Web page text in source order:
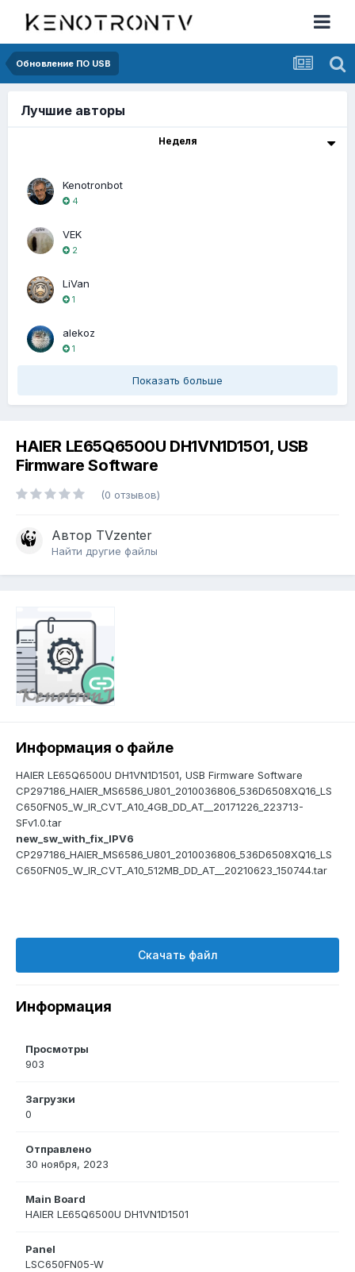
Обновление ПО USB
Лучшие авторы
Неделя
Kenotronbot
4
VEK
2
LiVan
1
alekoz
1
Показать больше
HAIER LE65Q6500U DH1VN1D1501, USB
Firmware Software
(0 отзывов)
Автор TVzenter
Найти другие файлы
Информация о файле
HAIER LE65Q6500U DH1VN1D1501, USB Firmware Software
CP297186_HAIER_MS6586_U801_2010036806_536D6508XQ16_LS
C650FN05_W_IR_CVT_A10_4GB_DD_AT__20171226_223713-
SFv1.0.tar
new_sw_with_fix_IPV6
CP297186_HAIER_MS6586_U801_2010036806_536D6508XQ16_LS
C650FN05_W_IR_CVT_A10_512MB_DD_AT__20210623_150744.tar
Скачать файл
Информация
Просмотры
903
Загрузки
0
Отправлено
30 ноября, 2023
Main Board
HAIER LE65Q6500U DH1VN1D1501
Panel
LSC650FN05-W